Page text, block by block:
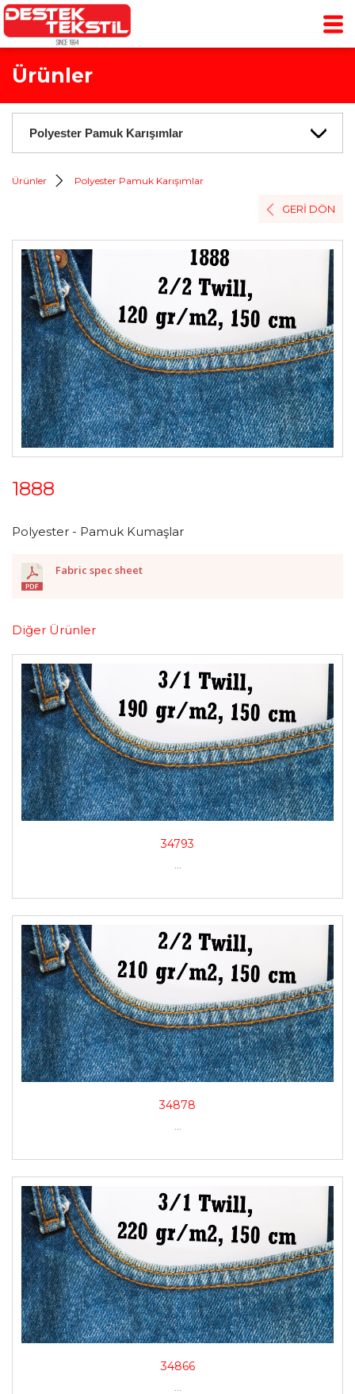
Ürünler
Ürünler Polyester Pamuk Karışımlar
GERİ DÖN
1888
Polyester - Pamuk Kumaşlar
Fabric spec sheet
Diğer Ürünler
34793
...
34878
...
34866
...